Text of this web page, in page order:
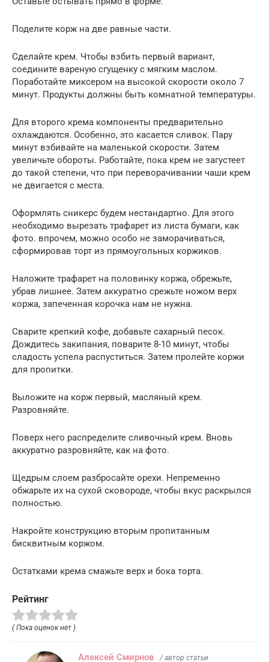
Поделите корж на две равные части.
Сделайте крем. Чтобы взбить первый вариант,
соедините вареную сгущенку с мягким маслом.
Поработайте миксером на высокой скорости около 7
минут. Продукты должны быть комнатной температуры.
Для второго крема компоненты предварительно
охлаждаются. Особенно, это касается сливок. Пару
минут взбивайте на маленькой скорости. Затем
увеличьте обороты. Работайте, пока крем не загустеет
до такой степени, что при переворачивании чаши крем
не двигается с места.
Оформлять сникерс будем нестандартно. Для этого
необходимо вырезать трафарет из листа бумаги, как
фото. впрочем, можно особо не заморачиваться,
сформировав торт из прямоугольных коржиков.
Наложите трафарет на половинку коржа, обрежьте,
убрав лишнее. Затем аккуратно срежьте ножом верх
коржа, запеченная корочка нам не нужна.
Сварите крепкий кофе, добавьте сахарный песок.
Дождитесь закипания, поварите 8-10 минут, чтобы
сладость успела распуститься. Затем пролейте коржи
для пропитки.
Выложите на корж первый, масляный крем.
Разровняйте.
Поверх него распределите сливочный крем. Вновь
аккуратно разровняйте, как на фото.
Щедрым слоем разбросайте орехи. Непременно
обжарьте их на сухой сковороде, чтобы вкус раскрылся
полностью.
Накройте конструкцию вторым пропитанным
бисквитным коржом.
Остатками крема смажьте верх и бока торта.
Рейтинг
( Пока оценок нет )
Алексей Смирнов / автор статьи